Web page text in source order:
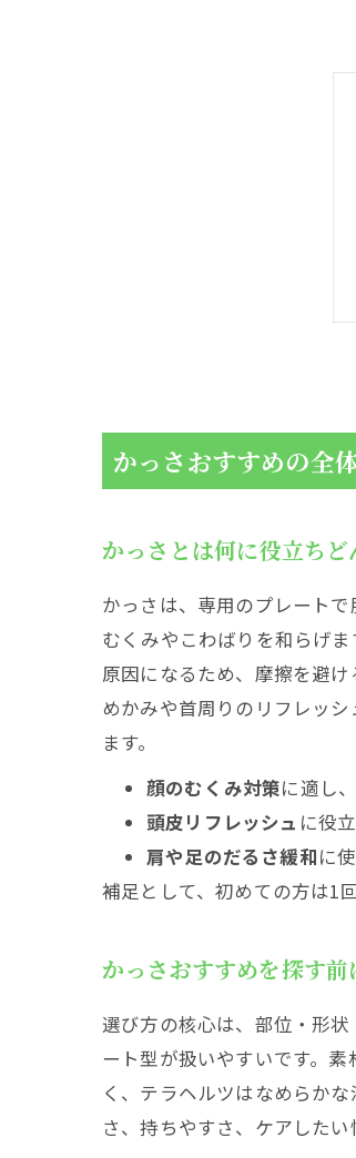
かっさおすすめの全
かっさとは何に役立ち
かっさは、専用のプレート
むくみやこわばりを和らげ
原因になるため、摩擦を避
めかみや首周りのリフレッ
ます。
顔のむくみ対策に適し
頭皮リフレッシュ に役
肩や足のだるさ緩和に
補足として、初めての方は1
かっさおすすめを探す
選び方の核心は、部位・形
ート型が扱いやすいです。
く、テラヘルツはなめらか
さ、持ちやすさ、ケアしたい